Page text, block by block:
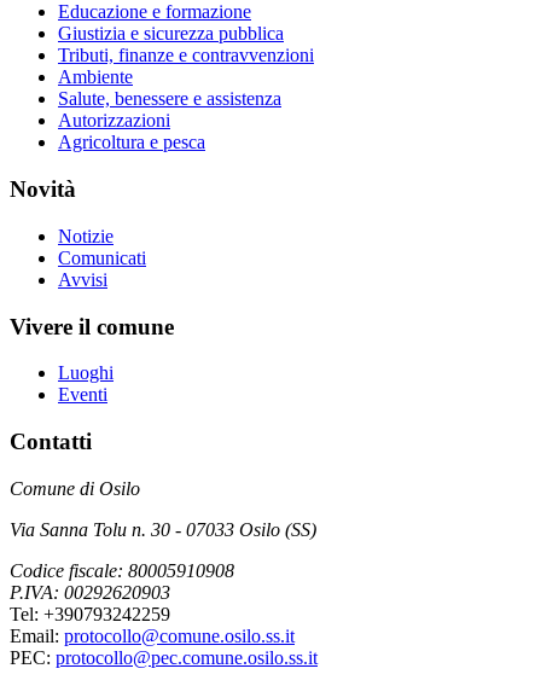
Educazione e formazione
Giustizia e sicurezza pubblica
Tributi, finanze e contravvenzioni
Ambiente
Salute, benessere e assistenza
Autorizzazioni
Agricoltura e pesca
Novità
Notizie
Comunicati
Avvisi
Vivere il comune
Luoghi
Eventi
Contatti
Comune di Osilo
Via Sanna Tolu n. 30 - 07033 Osilo (SS)
Codice fiscale: 80005910908
P.IVA: 00292620903
Tel: +390793242259
Email: protocollo@comune.osilo.ss.it
PEC: protocollo@pec.comune.osilo.ss.it